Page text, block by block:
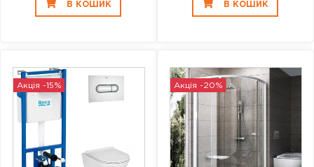
В КОШИК В КОШИК
Акція -15% Акція -20%